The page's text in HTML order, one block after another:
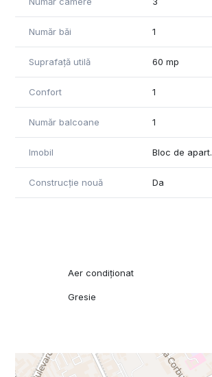
Număr băi 1
Suprafață utilă 60 mp
Confort 1
Număr balcoane 1
Imobil Bloc de apart.
Construcție nouă Da
Aer condiționat
Gresie